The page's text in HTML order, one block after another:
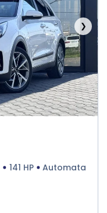
❯
141 HP Automata